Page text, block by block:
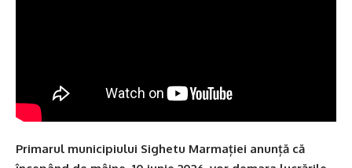
Primarul municipiului Sighetu Marmației anunță că